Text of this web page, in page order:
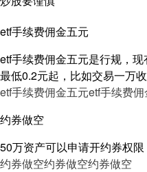
etf手续费佣金五元
etf手续费佣金五元是行规，
最低0.2元起，比如交易一万
etf手续费佣金五元etf手续费
约券做空
50万资产可以申请开约券权
约券做空约券做空约券做空